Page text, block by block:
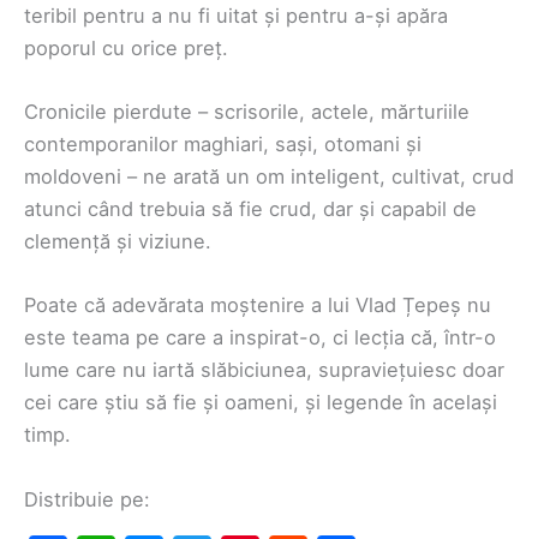
teribil pentru a nu fi uitat și pentru a-și apăra
poporul cu orice preț.
Cronicile pierdute – scrisorile, actele, mărturiile
contemporanilor maghiari, sași, otomani și
moldoveni – ne arată un om inteligent, cultivat, crud
atunci când trebuia să fie crud, dar și capabil de
clemență și viziune.
Poate că adevărata moștenire a lui Vlad Țepeș nu
este teama pe care a inspirat-o, ci lecția că, într-o
lume care nu iartă slăbiciunea, supraviețuiesc doar
cei care știu să fie și oameni, și legende în același
timp.
Distribuie pe: